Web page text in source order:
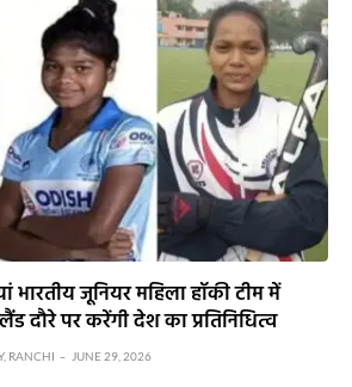
भारतीय जूनियर महिला हॉकी टीम में
दौरे पर करेंगी देश का प्रतिनिधित्व
RANCHI JUNE 29, 2026